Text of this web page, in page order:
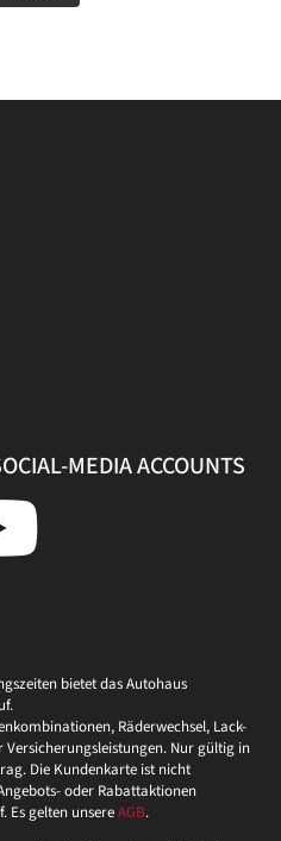
MEDIA ACCOUNTS
bietet das Autohaus
Räderwechsel, Lack-
Nur gültig in
Die Kundenkarte ist nicht
oder Rabattaktionen
Es gelten unsereAGB.